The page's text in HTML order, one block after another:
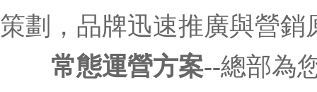
策劃，品牌迅速推廣與營銷
常態運營方案--總部為